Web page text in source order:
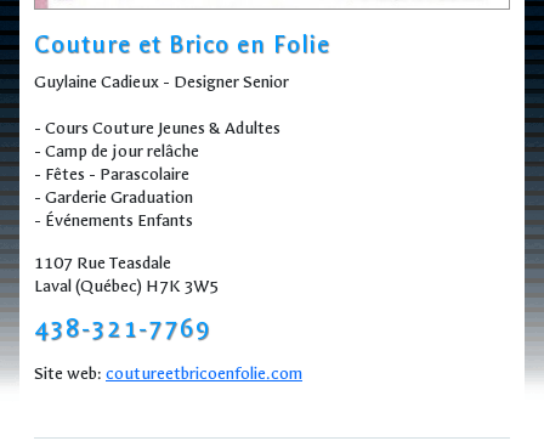
Couture et Brico en Folie
Guylaine Cadieux - Designer Senior
- Cours Couture Jeunes & Adultes
- Camp de jour relâche
- Fêtes - Parascolaire
- Garderie Graduation
- Événements Enfants
1107 Rue Teasdale
Laval (Québec) H7K 3W5
438-321-7769
Site web: coutureetbricoenfolie.com